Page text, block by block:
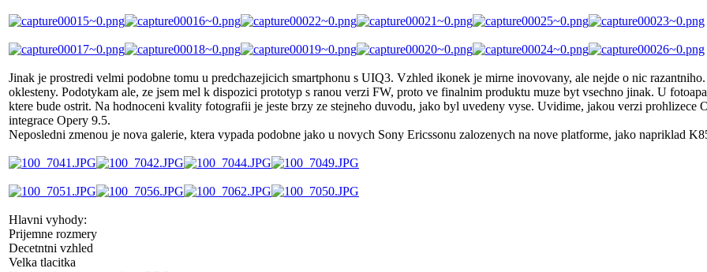
Jinak je prostredi velmi podobne tomu u predchazejicich smartphonu s UIQ3. Vzhled ikonek je mirne inovovany, ale nejde o nic
oklesteny. Podotykam ale, ze jsem mel k dispozici prototyp s ranou verzi FW, proto ve finalnim produktu muze byt vsechno jinak. U
ktere bude ostrit. Na hodnoceni kvality fotografii je jeste brzy ze stejneho duvodu, jako byl uvedeny vyse. Uvidime, jakou verzi prohlizece
integrace Opery 9.5.
Neposledni zmenou je nova galerie, ktera vypada podobne jako u novych Sony Ericssonu zalozenych na nove platforme, jako napriklad
Hlavni vyhody:
Prijemne rozmery
Decetntni vzhled
Velka tlacitka